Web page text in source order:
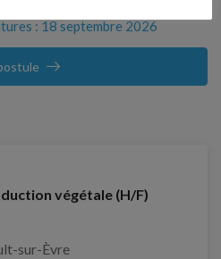
: 18 septembre 2026
végétale (H/F)
sur-Èvre